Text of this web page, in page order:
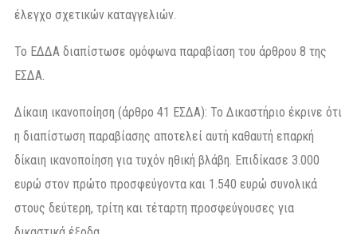
έλεγχο σχετικών καταγγελιών.
Το ΕΔΔΑ διαπίστωσε ομόφωνα παραβίαση του άρθρου 8 της
ΕΣΔΑ.
Δίκαιη ικανοποίηση (άρθρο 41 ΕΣΔΑ): Το Δικαστήριο έκρινε ότι
η διαπίστωση παραβίασης αποτελεί αυτή καθαυτή επαρκή
δίκαιη ικανοποίηση για τυχόν ηθική βλάβη. Επιδίκασε 3.000
ευρώ στον πρώτο προσφεύγοντα και 1.540 ευρώ συνολικά
στους δεύτερη, τρίτη και τέταρτη προσφεύγουσες για